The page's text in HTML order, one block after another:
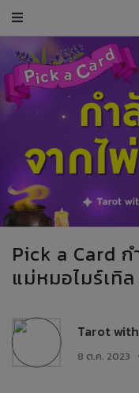
Pick a Card
แม่หมอไมร์เทิ
Tarot
8 ต.ค. 2023